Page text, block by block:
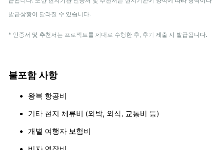
발급상황이 달라질 수 있습니다.
* 인증서 및 추천서는 프로젝트를 제대로 수행한 후, 후기 제출 시 발급됩니다.
불포함 사항
왕복 항공비
기타 현지 체류비 (외박, 외식, 교통비 등)
개별 여행자 보험비